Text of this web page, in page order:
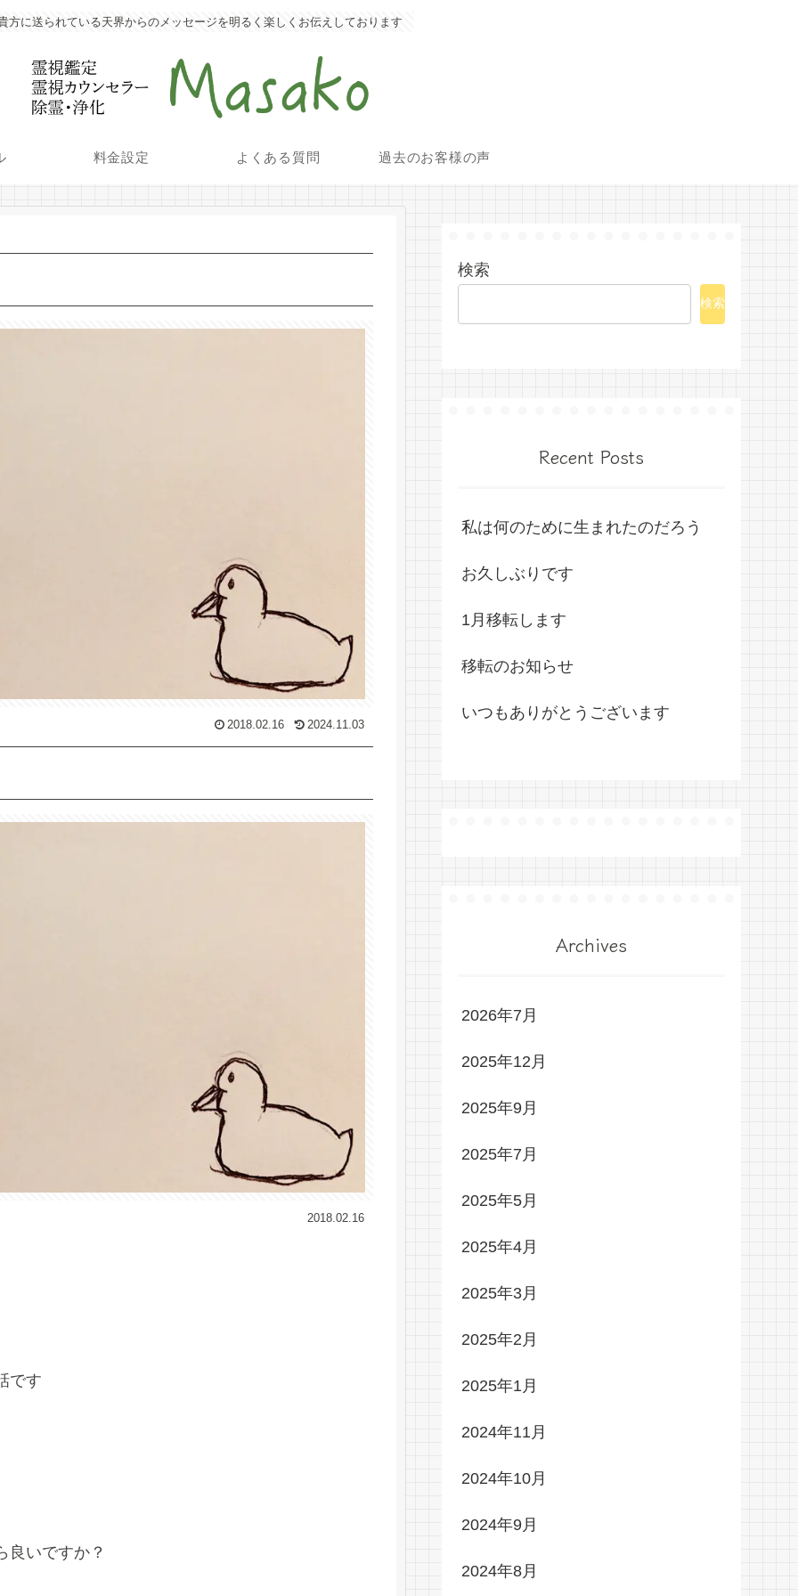
方に送られている天界からのメッセージを明るく楽しくお伝えしております
料金設定 よくある質問 過去のお客様の声
2018.02.16 2024.11.03
2018.02.16
です
良いですか？
検索
検索
Recent Posts
私は何のために生まれたのだろう
お久しぶりです
1月移転します
移転のお知らせ
いつもありがとうございます
Archives
2026年7月
2025年12月
2025年9月
2025年7月
2025年5月
2025年4月
2025年3月
2025年2月
2025年1月
2024年11月
2024年10月
2024年9月
2024年8月